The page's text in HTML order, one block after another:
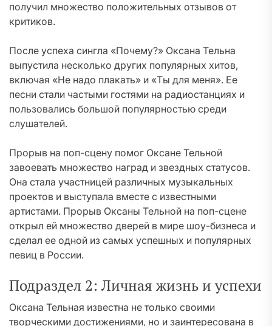
получил множество положительных отзывов от
критиков.
После успеха сингла «Почему?» Оксана Тельна
выпустила несколько других популярных хитов,
включая «Не надо плакать» и «Ты для меня». Ее
песни стали частыми гостями на радиостанциях и
пользовались большой популярностью среди
слушателей.
Прорыв на поп-сцену помог Оксане Тельной
завоевать множество наград и звездных статусов.
Она стала участницей различных музыкальных
проектов и выступала вместе с известными
артистами. Прорыв Оксаны Тельной на поп-сцене
открыл ей множество дверей в мире шоу-бизнеса и
сделал ее одной из самых успешных и популярных
певиц в России.
Подраздел 2: Личная жизнь и успехи
Оксана Тельная известна не только своими
творческими достижениями, но и заинтересована в